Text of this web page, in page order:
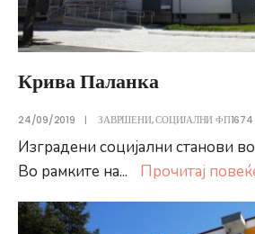
Крива Паланка
24/09/2019 | ЗАВРШЕНИ,СОЦИЈАЛНИ ФП1674
Изградени социјални станови
Во рамките на... Прочитај